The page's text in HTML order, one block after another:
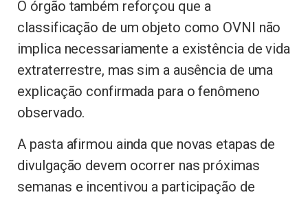
O órgão também reforçou que a
classificação de um objeto como OVNI não
implica necessariamente a existência de vida
extraterrestre, mas sim a ausência de uma
explicação confirmada para o fenômeno
observado.
A pasta afirmou ainda que novas etapas de
divulgação devem ocorrer nas próximas
semanas e incentivou a participação de